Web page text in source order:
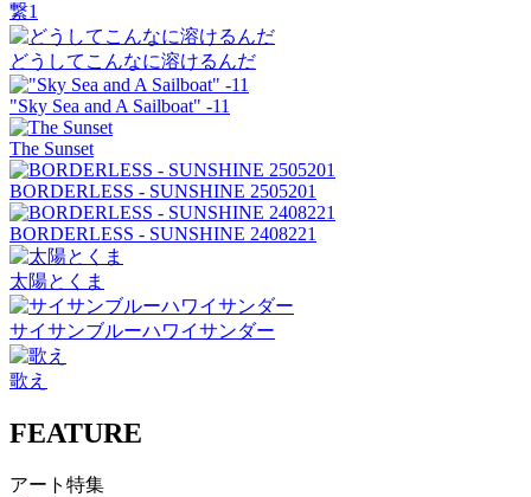
繋1
どうしてこんなに溶けるんだ
"Sky Sea and A Sailboat" -11
The Sunset
BORDERLESS - SUNSHINE 2505201
BORDERLESS - SUNSHINE 2408221
太陽とくま
サイサンブルーハワイサンダー
歌え
FEATURE
アート特集